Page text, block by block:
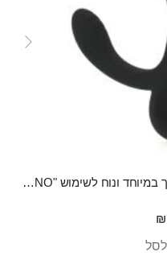
מעסה פרוסטטה מסיליקון רפואי ארוך במיוחד ונוח לשימוש "ERNO"